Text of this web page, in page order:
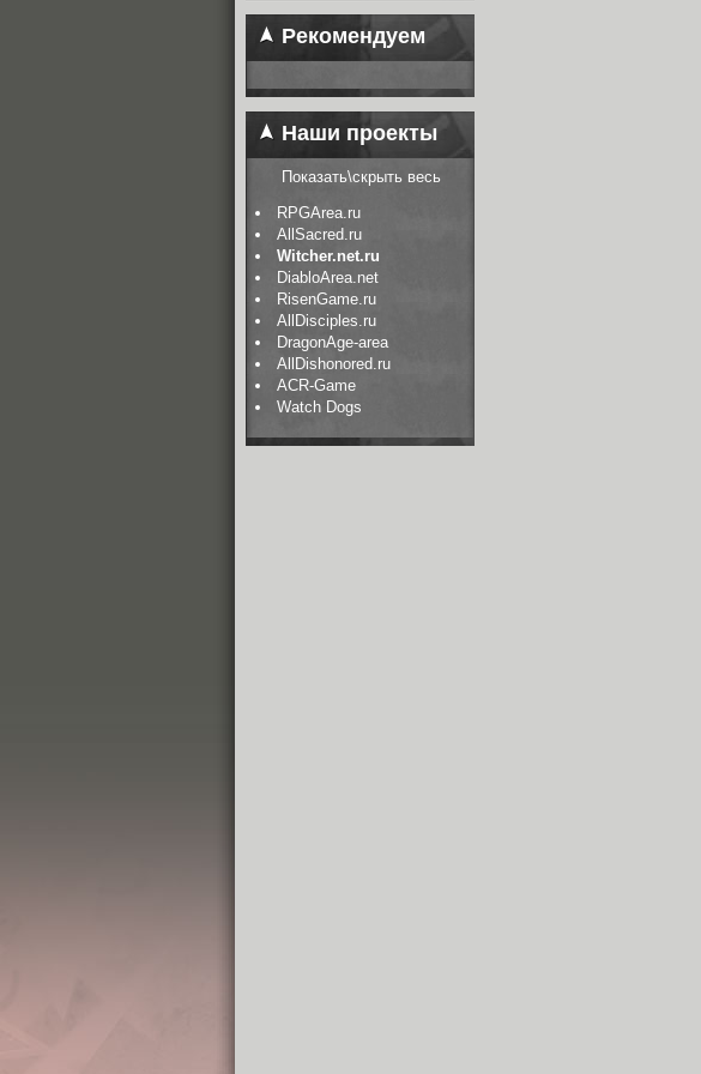
Рекомендуем
Наши проекты
Показать\скрыть весь
RPGArea.ru
AllSacred.ru
Witcher.net.ru
DiabloArea.net
RisenGame.ru
AllDisciples.ru
DragonAge-area
AllDishonored.ru
ACR-Game
Watch Dogs